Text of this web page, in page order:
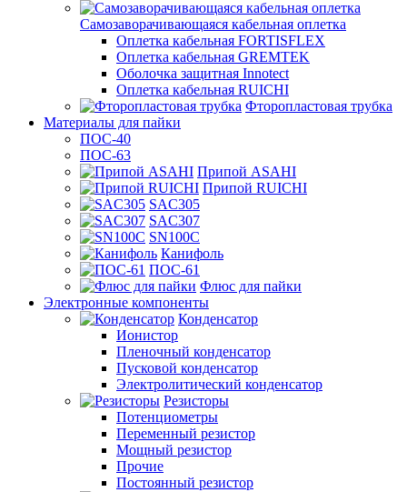
Самозаворачивающаяся кабельная оплетка
Оплетка кабельная FORTISFLEX
Оплетка кабельная GREMTEK
Оболочка защитная Innotect
Оплетка кабельная RUICHI
Фторопластовая трубка
Материалы для пайки
ПОС-40
ПОС-63
Припой ASAHI
Припой RUICHI
SAC305
SAC307
SN100C
Канифоль
ПОС-61
Флюс для пайки
Электронные компоненты
Конденсатор
Ионистор
Пленочный конденсатор
Пусковой конденсатор
Электролитический конденсатор
Резисторы
Потенциометры
Переменный резистор
Мощный резистор
Прочие
Постоянный резистор